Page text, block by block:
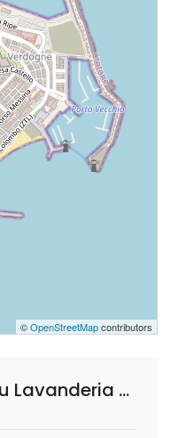
©OpenStreetMapcontributors
Domande Frequenti su Lavanderia Stella Crotone